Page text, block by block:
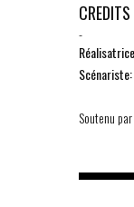
CREDITS
-
Scénariste:
Soutenu